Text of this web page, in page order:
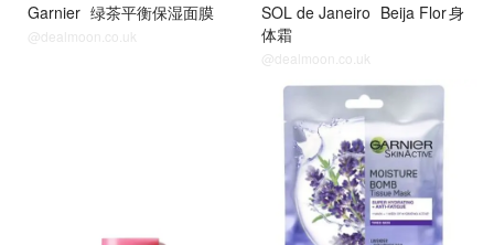
Garnier 绿茶平衡保湿面膜
@dealmoon.co.uk
SOL de Janeiro Beija Flor 身
体霜
@dealmoon.co.uk